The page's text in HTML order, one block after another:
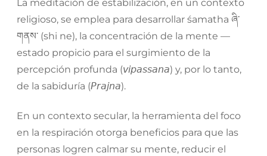
La meditación de estabilización, en un contexto
religioso, se emplea para desarrollar śamatha ཞི་
གནས་ (shi ne), la concentración de la mente —
estado propicio para el surgimiento de la
percepción profunda (𝘷𝘪𝘱𝘢𝘴𝘴𝘢𝘯𝘢) y, por lo tanto,
de la sabiduría (𝘗𝘳𝘢𝘫𝘯𝘢).
En un contexto secular, la herramienta del foco
en la respiración otorga beneficios para que las
personas logren calmar su mente, reducir el